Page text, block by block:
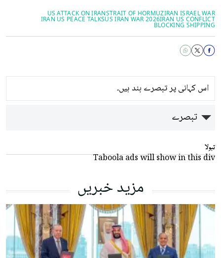
IRAN ISRAEL WAR
STRAIT OF HORMUZ
US ATTACK ON IRAN
IRAN US CONFLICT
US IRAN WAR 2026
IRAN US PEACE TALKS
BLOCKING SHIPPING
اس کہانی پر تبصرے بند ہیں۔
تبصرے
تبولا
Taboola ads will show in this div
مزید خبریں